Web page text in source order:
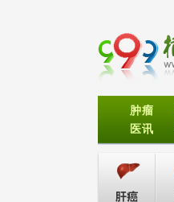
肿瘤
医讯